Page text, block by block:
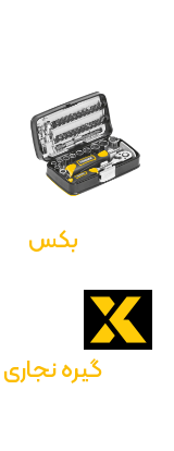
بکس
گیره نجاری